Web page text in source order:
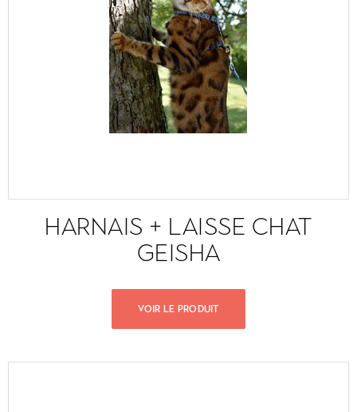
HARNAIS + LAISSE CHAT
GEISHA
VOIR LE PRODUIT